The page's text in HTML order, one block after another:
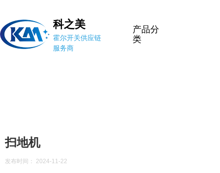
科之美
霍尔开关供应链
服务商
产品分
类
扫地机
发布时间： 2024-11-22